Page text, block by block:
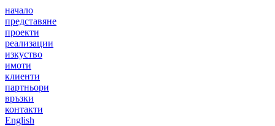
начало
представяне
проекти
реализации
изкуство
имоти
клиенти
партньори
връзки
контакти
English